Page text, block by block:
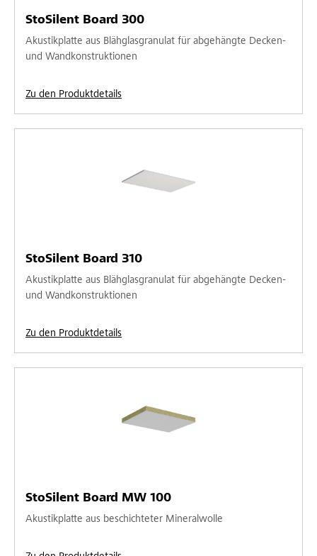
StoSilent Board 300
Akustikplatte aus Blähglasgranulat für abgehängte Decken-
und Wandkonstruktionen
Zu den Produktdetails
StoSilent Board 310
Akustikplatte aus Blähglasgranulat für abgehängte Decken-
und Wandkonstruktionen
Zu den Produktdetails
StoSilent Board MW 100
Akustikplatte aus beschichteter Mineralwolle